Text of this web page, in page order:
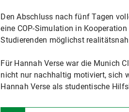
Den Abschluss nach fünf Tagen
eine COP-Simulation in
Studierenden möglichst
Für Hannah Verse war die Munich
nicht nur nachhaltig motiviert, sich
Hannah Verse als studentische